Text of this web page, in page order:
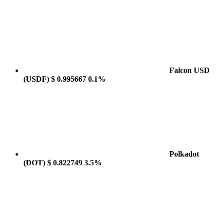
Falcon USD
(USDF) $ 0.995667 0.1%
Polkadot
(DOT) $ 0.822749 3.5%